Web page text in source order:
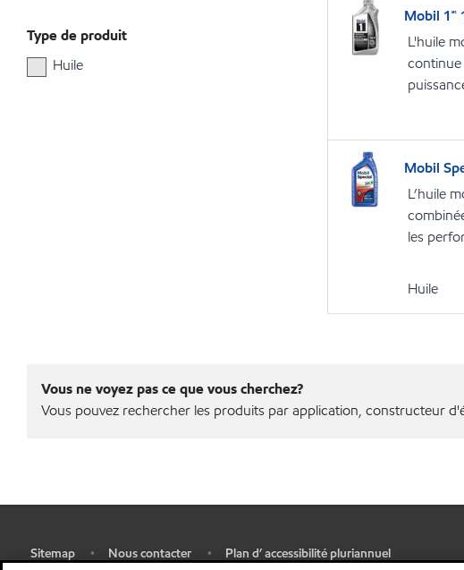
Type de produit
Huile
Mobil 1🅪
L'huile
Mobil
L’huile
les
Huile
Vous ne voyez pas ce que vous cherchez?
Vous pouvez rechercher les produits par application, constructeur
Sitemap • Nous contacter • Plan d’ accessibilité pluriannuel